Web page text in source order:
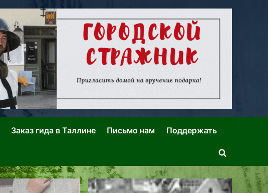
Заказ гида в Таллине Письмо нам Поддержать
Toggle
search
form